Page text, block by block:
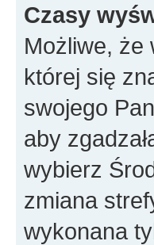
Czasy
Możliwe, że
której się
swojego
aby
wybierz
zmiana
wykonana